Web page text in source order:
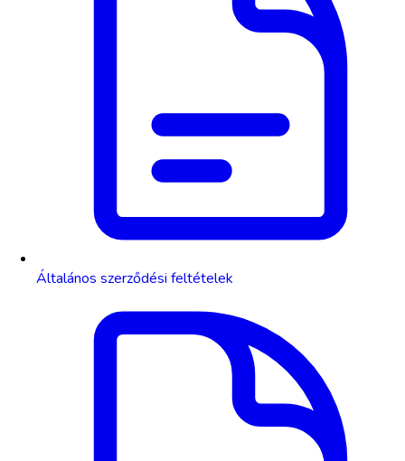
Általános szerződési feltételek